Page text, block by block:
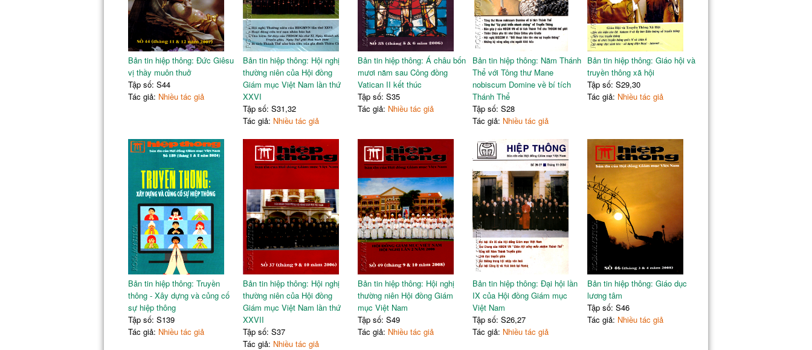
Bản tin hiệp thông: Đức Giêsu
vị thầy muôn thuở
Tập số: S44
Tác giả: Nhiều tác giả
Bản tin hiệp thông: Hội nghị
thường niên của Hội đồng
Giám mục Việt Nam lần thứ
XXVI
Tập số: S31,32
Tác giả: Nhiều tác giả
Bản tin hiệp thông: Á châu bốn
mươi năm sau Công đồng
Vatican II kết thúc
Tập số: S35
Tác giả: Nhiều tác giả
Bản tin hiệp thông: Năm Thánh
Thể với Tông thư Mane
nobiscum Domine về bí tích
Thánh Thể
Tập số: S28
Tác giả: Nhiều tác giả
Bản tin hiệp thông: Giáo hội và
truyền thông xã hội
Tập số: S29,30
Tác giả: Nhiều tác giả
Bản tin hiệp thông: Truyền
thông - Xây dựng và củng cố
sự hiệp thông
Tập số: S139
Tác giả: Nhiều tác giả
Bản tin hiệp thông: Hội nghị
thường niên của Hội đồng
Giám mục Việt Nam lần thứ
XXVII
Tập số: S37
Tác giả: Nhiều tác giả
Bản tin hiệp thông: Hội nghị
thường niên Hội đồng Giám
mục Việt Nam
Tập số: S49
Tác giả: Nhiều tác giả
Bản tin hiệp thông: Đại hội lần
IX của Hội đồng Giám mục
Việt Nam
Tập số: S26,27
Tác giả: Nhiều tác giả
Bản tin hiệp thông: Giáo dục
lương tâm
Tập số: S46
Tác giả: Nhiều tác giả